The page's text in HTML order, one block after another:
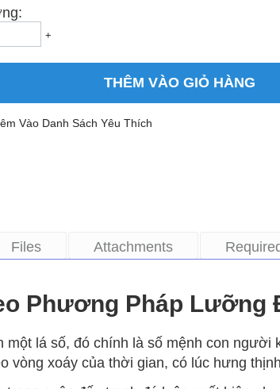
+
THÊM VÀO GIỎ HÀNG
Vào Danh Sách Yêu Thích
Files Attachments
Phương Pháp Lưỡng
lá số, đó chính là số mệnh con
vòng xoáy của thời gian, có lúc hưng